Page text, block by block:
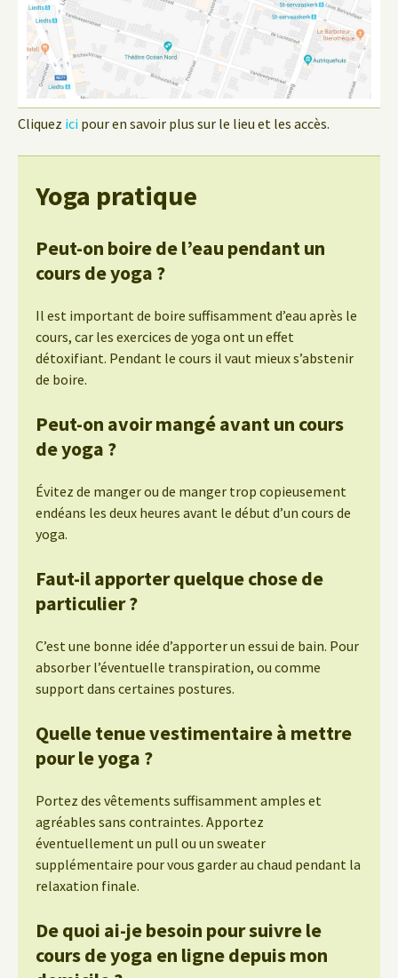
Cliquez ici pour en savoir plus sur le lieu et les accès.
Yoga pratique
Peut-on boire de l’eau pendant un
cours de yoga ?
Il est important de boire suffisamment d’eau après le
cours, car les exercices de yoga ont un effet
détoxifiant. Pendant le cours il vaut mieux s’abstenir
de boire.
Peut-on avoir mangé avant un cours
de yoga ?
Évitez de manger ou de manger trop copieusement
endéans les deux heures avant le début d’un cours de
yoga.
Faut-il apporter quelque chose de
particulier ?
C’est une bonne idée d’apporter un essui de bain. Pour
absorber l’éventuelle transpiration, ou comme
support dans certaines postures.
Quelle tenue vestimentaire à mettre
pour le yoga ?
Portez des vêtements suffisamment amples et
agréables sans contraintes. Apportez
éventuellement un pull ou un sweater
supplémentaire pour vous garder au chaud pendant la
relaxation finale.
De quoi ai-je besoin pour suivre le
cours de yoga en ligne depuis mon